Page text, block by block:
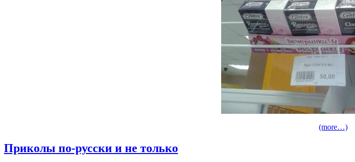
(more…)
Приколы по-русски и не только